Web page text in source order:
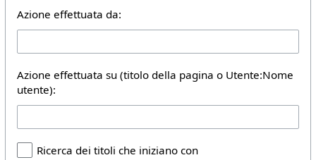
Azione effettuata da:
Azione effettuata su (titolo della pagina o Utente:Nome
utente):
Ricerca dei titoli che iniziano con